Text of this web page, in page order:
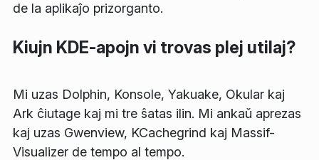
de la aplikaĵo prizorganto.
Kiujn KDE-apojn vi trovas plej utilaj?
Mi uzas Dolphin, Konsole, Yakuake, Okular kaj
Ark ĉiutage kaj mi tre ŝatas ilin. Mi ankaŭ aprezas
kaj uzas Gwenview, KCachegrind kaj Massif-
Visualizer de tempo al tempo.